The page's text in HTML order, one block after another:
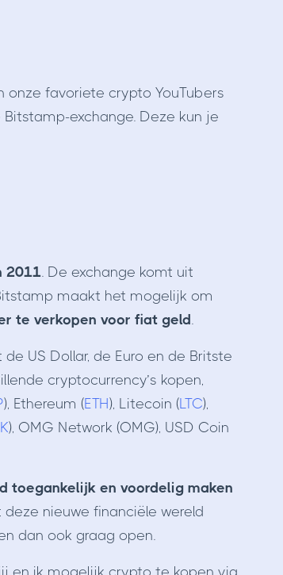
onze favoriete crypto YouTubers
exchange. Deze kun je
2011. De exchange komt uit
maakt het mogelijk om
te verkopen voor fiat geld.
US Dollar, de Euro en de Britste
cryptocurrency’s kopen,
), Ethereum (ETH), Litecoin (LTC),
), OMG Network (OMG), USD Coin
toegankelijk en voordelig maken
deze nieuwe financiële wereld
dan ook graag open.
en ik mogelijk crypto te kopen via